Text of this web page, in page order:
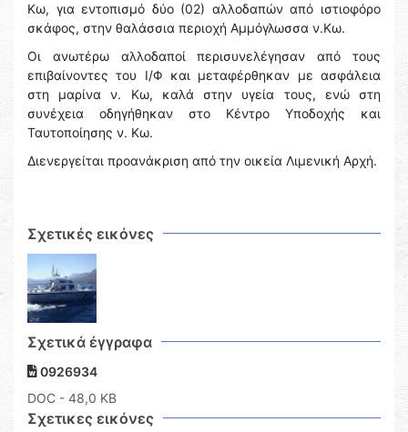
Κω, για εντοπισμό δύο (02) αλλοδαπών από ιστιοφόρο
σκάφος, στην θαλάσσια περιοχή Αμμόγλωσσα ν.Κω.
Οι ανωτέρω αλλοδαποί περισυνελέγησαν από τους
επιβαίνοντες του Ι/Φ και μεταφέρθηκαν με ασφάλεια
στη μαρίνα ν. Κω, καλά στην υγεία τους, ενώ στη
συνέχεια οδηγήθηκαν στο Κέντρο Υποδοχής και
Ταυτοποίησης ν. Κω.
Διενεργείται προανάκριση από την οικεία Λιμενική Αρχή.
Σχετικές εικόνες
Σχετικά έγγραφα
0926934
DOC - 48,0 KB
Σχετικες εικόνες